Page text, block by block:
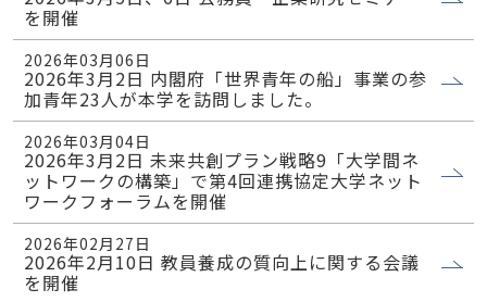
を開催
2026年03月06日
2026年3月2日 内閣府「世界青年の船」事業の参
加青年23人が本学を訪問しました。
2026年03月04日
2026年3月2日 未来共創プラン戦略9「大学間ネ
ットワークの構築」で第4回連携協定大学ネット
ワークフォーラムを開催
2026年02月27日
2026年2月10日 教員養成の質向上に関する会議
を開催